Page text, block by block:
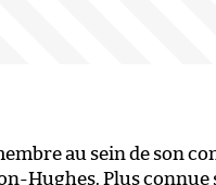
au sein de son
Hughes. Plus connue